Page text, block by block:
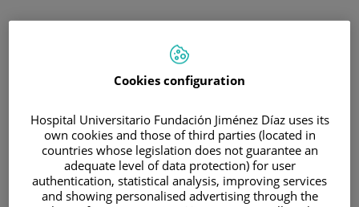
Cookies configuration
Hospital Universitario Fundación Jiménez Díaz uses its
own cookies and those of third parties (located in
countries whose legislation does not guarantee an
adequate level of data protection) for user
authentication, statistical analysis, improving services
and showing personalised advertising through the